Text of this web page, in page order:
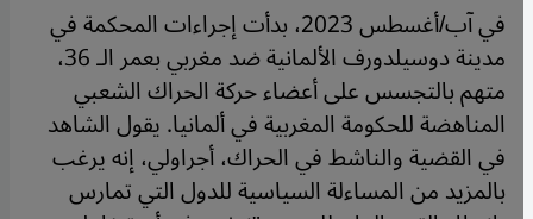
في آب/أغسطس 2023، بدأت إجراءات المحكمة في
مدينة دوسيلدورف الألمانية ضد مغربي بعمر الـ 36،
متهم بالتجسس على أعضاء حركة الحراك الشعبي
المناهضة للحكومة المغربية في ألمانيا. يقول الشاهد
في القضية والناشط في الحراك، أجراولي، إنه يرغب
بالمزيد من المساءلة السياسية للدول التي تمارس